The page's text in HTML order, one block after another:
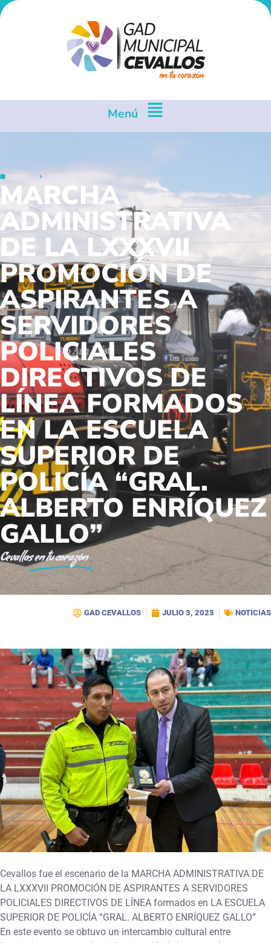
Menú
MARCHA
ADMINISTRATIVA
DE LA LXXXVII
PROMOCIÓN DE
ASPIRANTES A
SERVIDORES
POLICIALES
DIRECTIVOS DE
LÍNEA FORMADOS
EN LA ESCUELA
SUPERIOR DE
POLICÍA “GRAL.
ALBERTO ENRÍQUEZ
GALLO”
Cevallosen tu corazón
GAD CEVALLOS JULIO 3, 2023 NOTICIAS
Cevallos fue el escenario de la MARCHA ADMINISTRATIVA DE
LA LXXXVII PROMOCIÓN DE ASPIRANTES A SERVIDORES
POLICIALES DIRECTIVOS DE LÍNEA formados en LA ESCUELA
SUPERIOR DE POLICÍA “GRAL. ALBERTO ENRÍQUEZ GALLO”
En este evento se obtuvo un intercambio cultural entre